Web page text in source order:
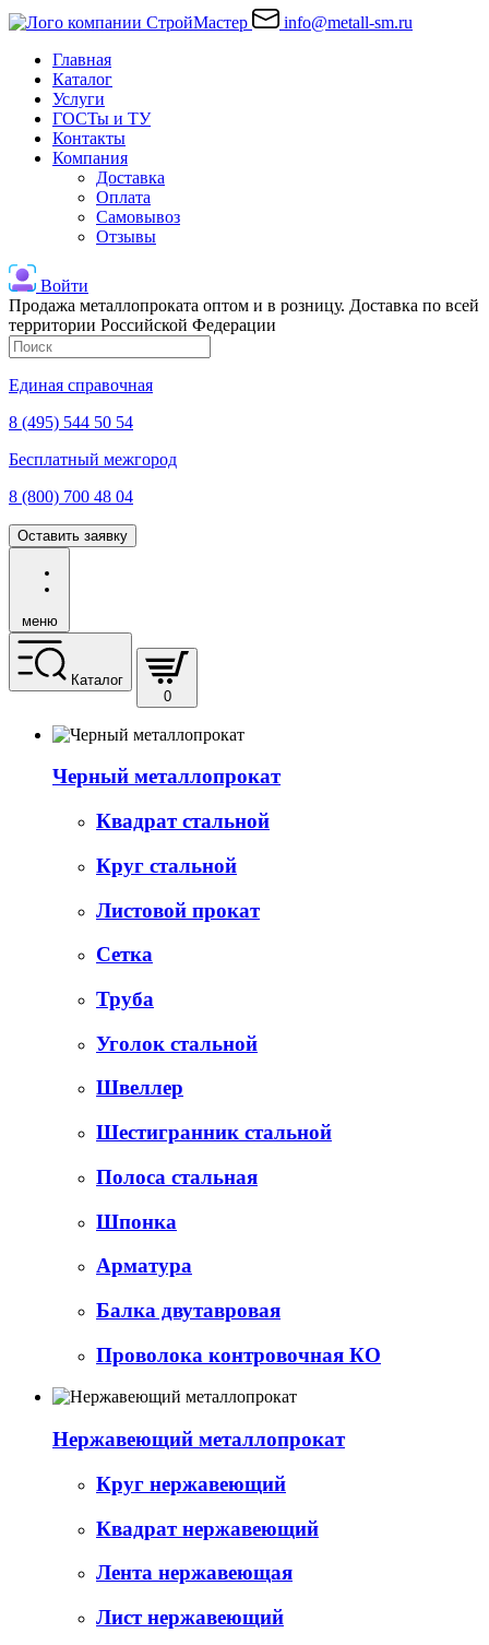
info@metall-sm.ru
Главная
Каталог
Услуги
ГОСТы и ТУ
Контакты
Компания
Доставка
Оплата
Самовывоз
Отзывы
Войти
Продажа металлопроката оптом и в розницу. Доставка по всей
территории Российской Федерации
Единая справочная
8 (495) 544 50 54
Бесплатный межгород
8 (800) 700 48 04
Оставить заявку
меню
Каталог
0
Черный металлопрокат
Квадрат стальной
Круг стальной
Листовой прокат
Сетка
Труба
Уголок стальной
Швеллер
Шестигранник стальной
Полоса стальная
Шпонка
Арматура
Балка двутавровая
Проволока контровочная КО
Нержавеющий металлопрокат
Круг нержавеющий
Квадрат нержавеющий
Лента нержавеющая
Лист нержавеющий